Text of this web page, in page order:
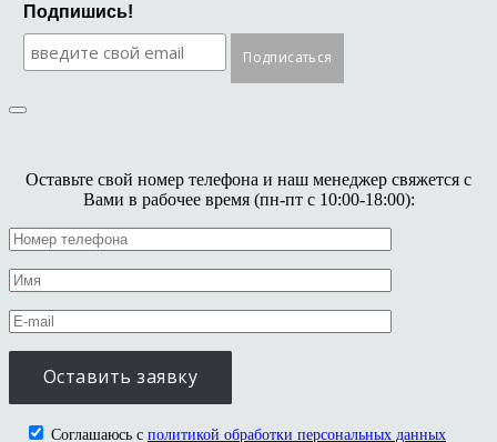
Подпишись!
Оставьте свой номер телефона и наш менеджер свяжется с
Вами в рабочее время (пн-пт с 10:00-18:00):
Соглашаюсь с политикой обработки персональных данных